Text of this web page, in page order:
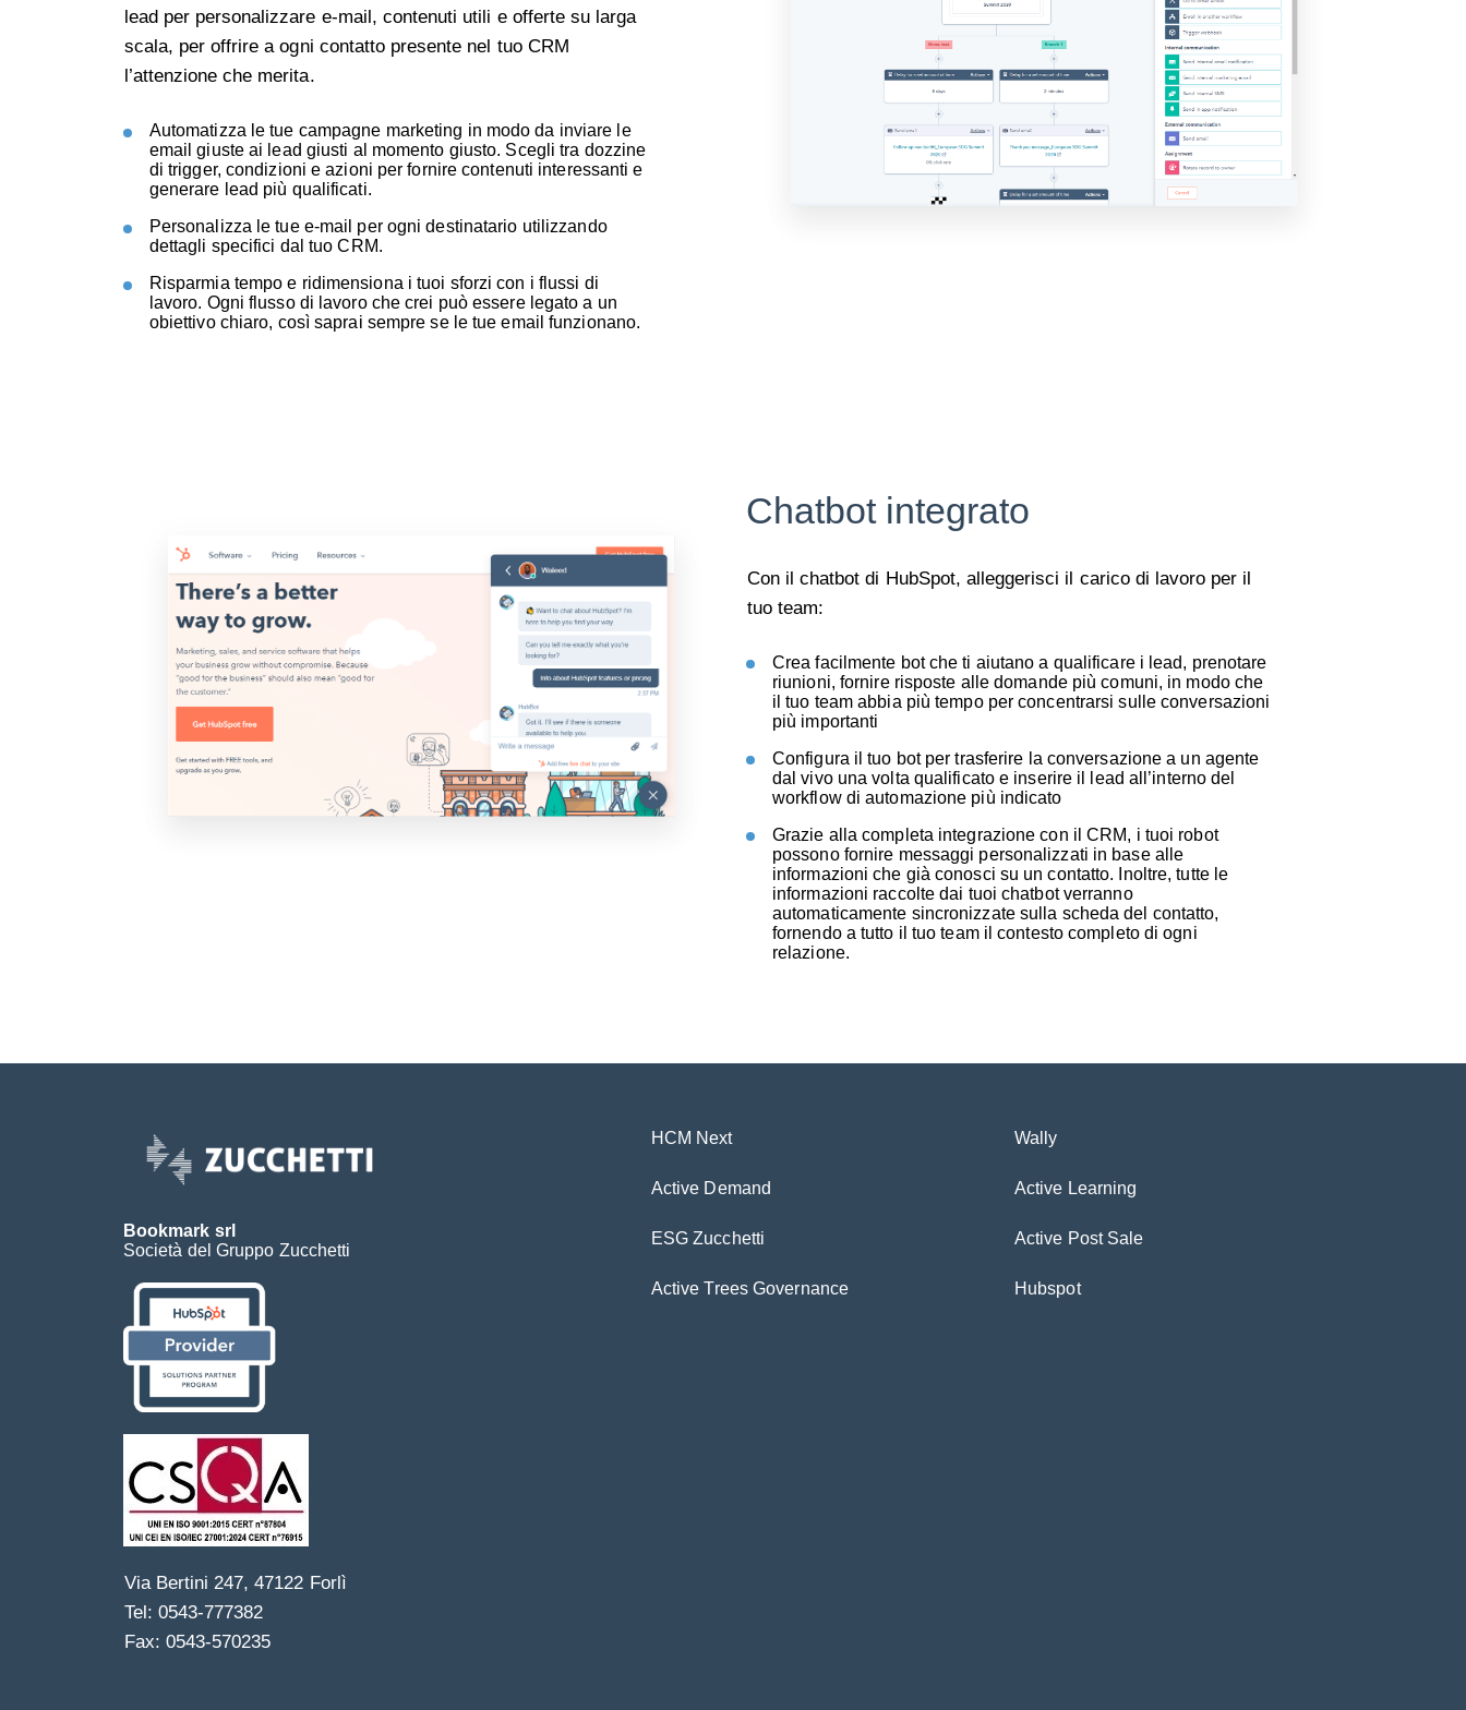
lead per personalizzare e-mail, contenuti utili e offerte su larga
scala, per offrire a ogni contatto presente nel tuo CRM
l’attenzione che merita.
Automatizza le tue campagne marketing in modo da inviare le
email giuste ai lead giusti al momento giusto. Scegli tra dozzine
di trigger, condizioni e azioni per fornire contenuti interessanti e
generare lead più qualificati.
Personalizza le tue e-mail per ogni destinatario utilizzando
dettagli specifici dal tuo CRM.
Risparmia tempo e ridimensiona i tuoi sforzi con i flussi di
lavoro. Ogni flusso di lavoro che crei può essere legato a un
obiettivo chiaro, così saprai sempre se le tue email funzionano.
Chatbot integrato
Con il chatbot di HubSpot, alleggerisci il carico di lavoro per il
tuo team:
Crea facilmente bot che ti aiutano a qualificare i lead, prenotare
riunioni, fornire risposte alle domande più comuni, in modo che
il tuo team abbia più tempo per concentrarsi sulle conversazioni
più importanti
Configura il tuo bot per trasferire la conversazione a un agente
dal vivo una volta qualificato e inserire il lead all’interno del
workflow di automazione più indicato
Grazie alla completa integrazione con il CRM, i tuoi robot
possono fornire messaggi personalizzati in base alle
informazioni che già conosci su un contatto. Inoltre, tutte le
informazioni raccolte dai tuoi chatbot verranno
automaticamente sincronizzate sulla scheda del contatto,
fornendo a tutto il tuo team il contesto completo di ogni
relazione.
Bookmark srl
Società del Gruppo Zucchetti
HCM Next
Active Demand
ESG Zucchetti
Active Trees Governance
Wally
Active Learning
Active Post Sale
Hubspot
Via Bertini 247, 47122 Forlì
Tel: 0543-777382
Fax: 0543-570235